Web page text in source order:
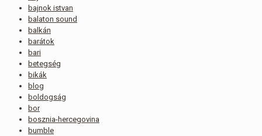
bajnok istvan
balaton sound
balkán
barátok
bari
betegség
bikák
blog
boldogság
bor
bosznia-hercegovina
bumble